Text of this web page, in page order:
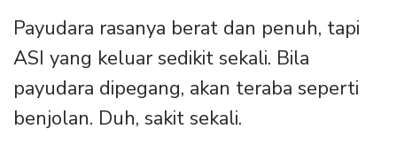
Payudara rasanya berat dan penuh, tapi
ASI yang keluar sedikit sekali. Bila
payudara dipegang, akan teraba seperti
benjolan. Duh, sakit sekali.